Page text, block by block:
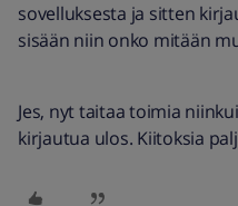
sovelluksesta ja sitten
sisään niin onko mitään
Jes, nyt taitaa toimia
kirjautua ulos. Kiitoksia